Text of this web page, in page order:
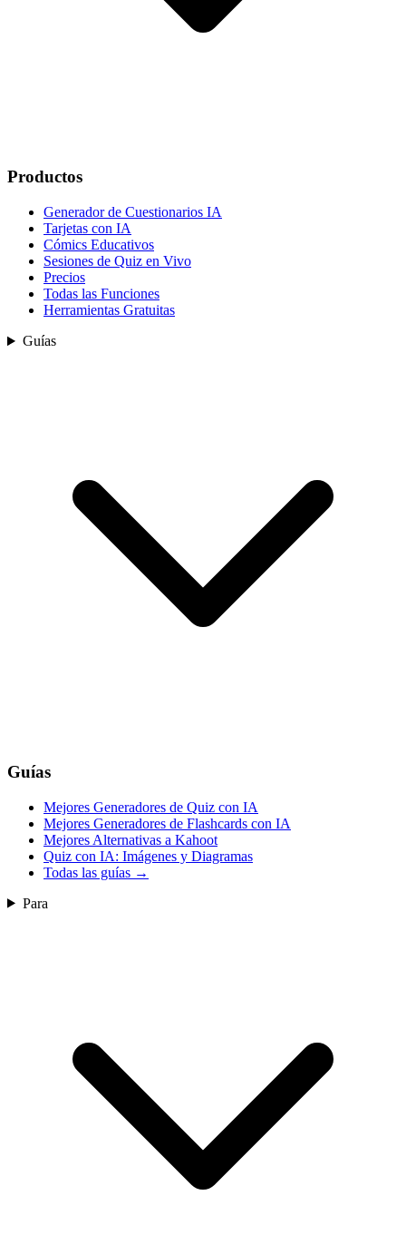
Productos
Generador de Cuestionarios IA
Tarjetas con IA
Cómics Educativos
Sesiones de Quiz en Vivo
Precios
Todas las Funciones
Herramientas Gratuitas
Guías
Guías
Mejores Generadores de Quiz con IA
Mejores Generadores de Flashcards con IA
Mejores Alternativas a Kahoot
Quiz con IA: Imágenes y Diagramas
Todas las guías →
Para